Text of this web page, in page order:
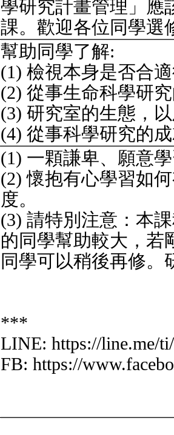
學研究計畫管理」應
課。歡迎各位同學選
幫助同學了解:
(1) 檢視本身是否合
(2) 從事生命科學研
(3) 研究室的生態，
(4) 從事科學研究的
(1) 一顆謙卑、願意
(2) 懷抱有心學習如
度。
(3) 請特別注意：本
的同學幫助較大，若
同學可以稍後再修。
***
LINE: https://line.me/
FB: https://